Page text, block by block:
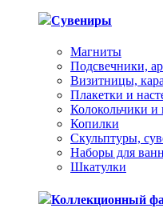
Сувениры
Магниты
Подсвечники,
Визитницы,
Плакетки и
Колокольчики
Копилки
Скульптуры,
Наборы для
Шкатулки
Коллекционный